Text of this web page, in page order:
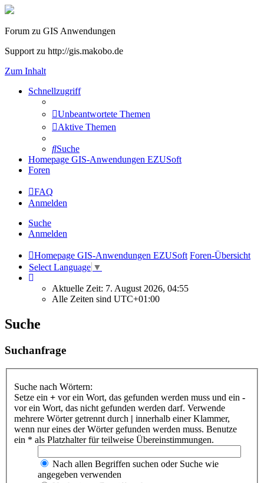
Forum zu GIS Anwendungen
Support zu http://gis.makobo.de
Zum Inhalt
Schnellzugriff
Unbeantwortete Themen
Aktive Themen
Suche
Homepage GIS-Anwendungen EZUSoft
Foren
FAQ
Anmelden
Suche
Anmelden
Homepage GIS-Anwendungen EZUSoft Foren-Übersicht
Select Language ▼
Aktuelle Zeit: 7. August 2026, 04:55
Alle Zeiten sind UTC+01:00
Suche
Suchanfrage
Suche nach Wörtern:
Setze ein + vor ein Wort, das gefunden werden muss und ein -
vor ein Wort, das nicht gefunden werden darf. Verwende
mehrere Wörter getrennt durch
innerhalb einer Klammer,
wenn nur eines der Wörter gefunden werden muss. Benutze
ein * als Platzhalter für teilweise Übereinstimmungen.
Nach allen Begriffen suchen oder Suche wie
angegeben verwenden